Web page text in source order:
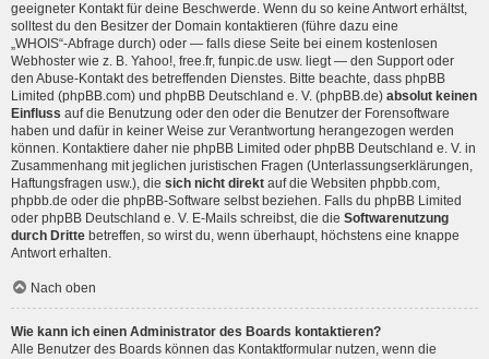
geeigneter Kontakt für deine Beschwerde. Wenn du so keine Antwort erhältst,
solltest du den Besitzer der Domain kontaktieren (führe dazu eine
„WHOIS“-Abfrage durch) oder — falls diese Seite bei einem kostenlosen
Webhoster wie z. B. Yahoo!, free.fr, funpic.de usw. liegt — den Support oder
den Abuse-Kontakt des betreffenden Dienstes. Bitte beachte, dass phpBB
Limited (phpBB.com) und phpBB Deutschland e. V. (phpBB.de) absolut keinen
Einfluss auf die Benutzung oder den oder die Benutzer der Forensoftware
haben und dafür in keiner Weise zur Verantwortung herangezogen werden
können. Kontaktiere daher nie phpBB Limited oder phpBB Deutschland e. V. in
Zusammenhang mit jeglichen juristischen Fragen (Unterlassungserklärungen,
Haftungsfragen usw.), die sich nicht direkt auf die Websiten phpbb.com,
phpbb.de oder die phpBB-Software selbst beziehen. Falls du phpBB Limited
oder phpBB Deutschland e. V. E-Mails schreibst, die die Softwarenutzung
durch Dritte betreffen, so wirst du, wenn überhaupt, höchstens eine knappe
Antwort erhalten.
Nach oben
Wie kann ich einen Administrator des Boards kontaktieren?
Alle Benutzer des Boards können das Kontaktformular nutzen, wenn die